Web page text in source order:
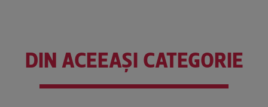
DIN ACEEAȘI CATEGORIE